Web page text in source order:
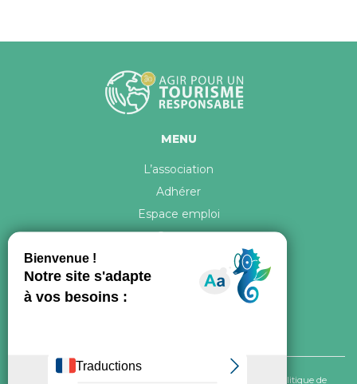
MENU
L’association
Adhérer
Espace emploi
Contact
Politique de